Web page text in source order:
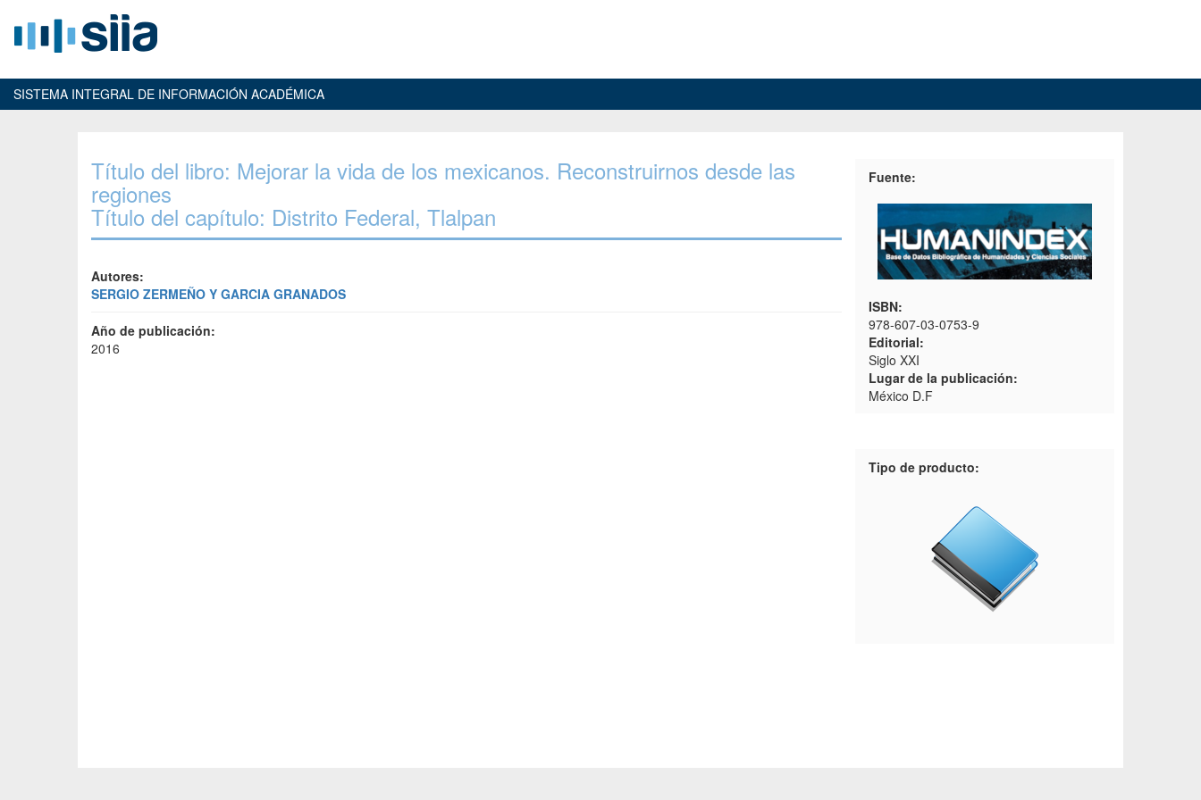
SISTEMA INTEGRAL DE INFORMACIÓN ACADÉMICA
Título del libro: Mejorar la vida de los mexicanos. Reconstruirnos desde las
regiones
Título del capítulo: Distrito Federal, Tlalpan
Autores:
SERGIO ZERMEÑO Y GARCIA GRANADOS
Año de publicación:
2016
Fuente:
ISBN:
978-607-03-0753-9
Editorial:
Siglo XXI
Lugar de la publicación:
México D.F
Tipo de producto: